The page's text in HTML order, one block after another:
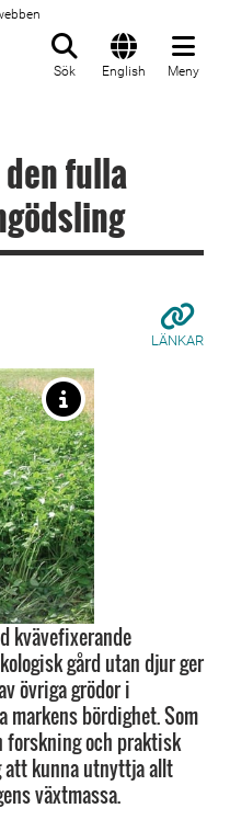
Sök English Meny
fulla
LÄNKAR
kvävefixerande
gård utan djur ger
övriga grödor i
bördighet. Som
och praktisk
att kunna utnyttja allt
växtmassa.